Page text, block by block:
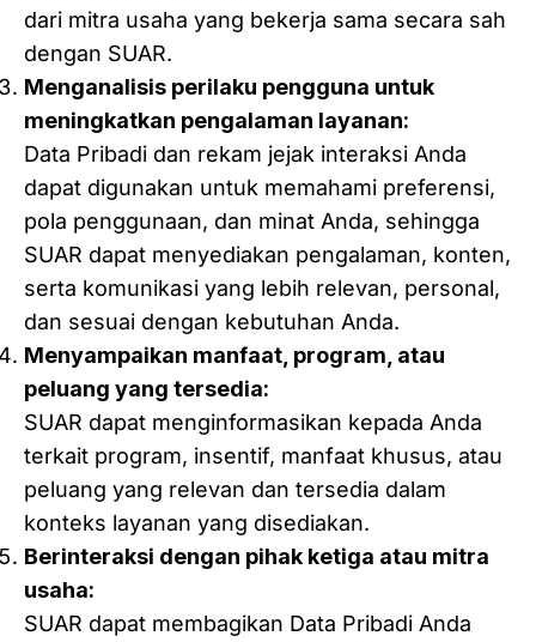
dari mitra usaha yang bekerja sama secara sah
dengan SUAR.
Menganalisis perilaku pengguna untuk
meningkatkan pengalaman layanan:
Data Pribadi dan rekam jejak interaksi Anda
dapat digunakan untuk memahami preferensi,
pola penggunaan, dan minat Anda, sehingga
SUAR dapat menyediakan pengalaman, konten,
serta komunikasi yang lebih relevan, personal,
dan sesuai dengan kebutuhan Anda.
Menyampaikan manfaat, program, atau
peluang yang tersedia:
SUAR dapat menginformasikan kepada Anda
terkait program, insentif, manfaat khusus, atau
peluang yang relevan dan tersedia dalam
konteks layanan yang disediakan.
Berinteraksi dengan pihak ketiga atau mitra
usaha:
SUAR dapat membagikan Data Pribadi Anda